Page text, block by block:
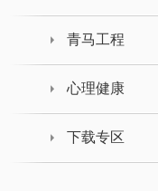
青马工程
心理健康
下载专区